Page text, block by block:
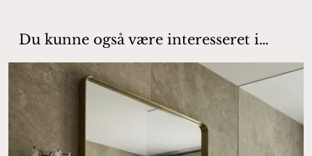
Du kunne også være interesseret i…